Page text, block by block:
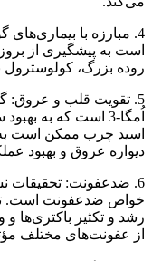
4. مبارزه با
است به پیشگیری از
روده بزرگ،
5. تقویت قلب و عروق:
اُمگا-3 است که به
اسید چرب ممکن است
دیواره عروق و بهبود
6. ضدعفونت: تحقیقات
خواص ضدعفونت است.
رشد و تکثیر باکتری‌ها
از عفونت‌های مختلف